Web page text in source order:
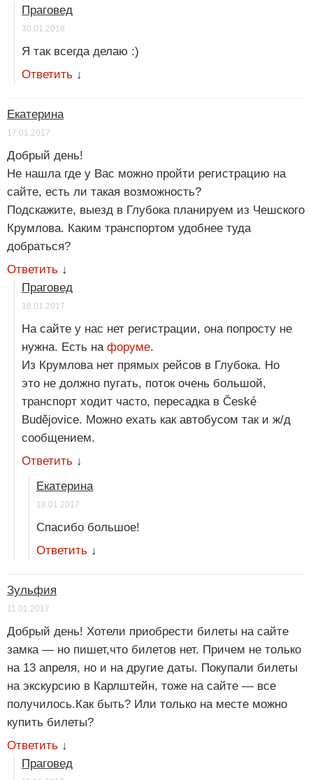
Праговед
30.01.2018
Я так всегда делаю :)
Ответить ↓
Екатерина
17.01.2017
Добрый день!
Не нашла где у Вас можно пройти регистрацию на
сайте, есть ли такая возможность?
Подскажите, выезд в Глубока планируем из Чешского
Крумлова. Каким транспортом удобнее туда
добраться?
Ответить ↓
Праговед
18.01.2017
На сайте у нас нет регистрации, она попросту не
нужна. Есть на форуме.
Из Крумлова нет прямых рейсов в Глубока. Но
это не должно пугать, поток очень большой,
транспорт ходит часто, пересадка в České
Budějovice. Можно ехать как автобусом так и ж/д
сообщением.
Ответить ↓
Екатерина
18.01.2017
Спасибо большое!
Ответить ↓
Зульфия
11.01.2017
Добрый день! Хотели приобрести билеты на сайте
замка — но пишет,что билетов нет. Причем не только
на 13 апреля, но и на другие даты. Покупали билеты
на экскурсию в Карлштейн, тоже на сайте — все
получилось.Как быть? Или только на месте можно
купить билеты?
Ответить ↓
Праговед